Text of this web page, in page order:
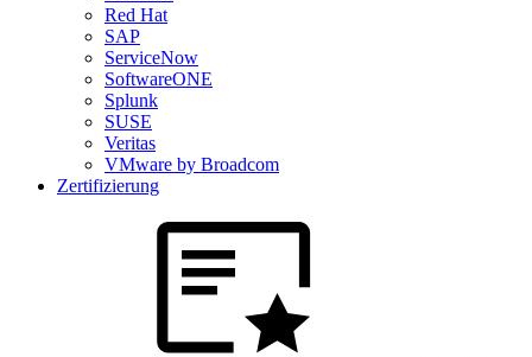
Red Hat
SAP
ServiceNow
SoftwareONE
Splunk
SUSE
Veritas
VMware by Broadcom
Zertifizierung